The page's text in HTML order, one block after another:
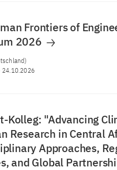
Frontiers of
2026
24.10.2026
Kolleg: "Advancing
Research in Central
Approaches,
and Global